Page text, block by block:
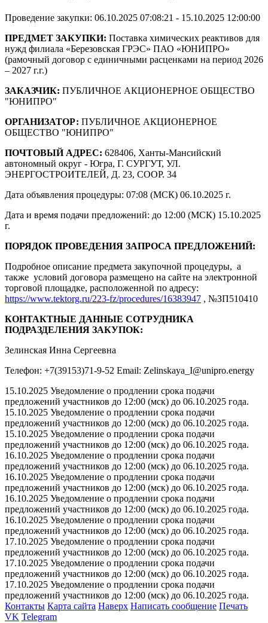
Проведение закупки: 06.10.2025 07:08:21 - 15.10.2025 12:00:00
ПРЕДМЕТ ЗАКУПКИ: Поставка химических реактивов для
нужд филиала «Березовская ГРЭС» ПАО «ЮНИПРО»
(рамочный договор с единичными расценками на период 2026
– 2027 г.г.)
ЗАКАЗЧИК: ПУБЛИЧНОЕ АКЦИОНЕРНОЕ ОБЩЕСТВО
"ЮНИПРО"
ОРГАНИЗАТОР: ПУБЛИЧНОЕ АКЦИОНЕРНОЕ
ОБЩЕСТВО "ЮНИПРО"
ПОЧТОВЫЙ АДРЕС: 628406, Ханты-Мансийский
автономный округ - Югра, Г. СУРГУТ, УЛ.
ЭНЕРГОСТРОИТЕЛЕЙ, Д. 23, СООР. 34
Дата объявления процедуры: 07:08 (МСК) 06.10.2025 г.
Дата и время подачи предложений: до 12:00 (МСК) 15.10.2025
г.
ПОРЯДОК ПРОВЕДЕНИЯ ЗАПРОСА ПРЕДЛОЖЕНИЙ:
Подробное описание предмета закупочной процедуры, а
также условий договора размещено на сайте на электронной
торговой площадке, расположенной по адресу:
https://www.tektorg.ru/223-fz/procedures/16383947 , №ЗП510410
КОНТАКТНЫЕ ДАННЫЕ СОТРУДНИКА
ПОДРАЗДЕЛЕНИЯ ЗАКУПОК:
Зелинская Инна Сергеевна
Телефон: +7(39153)71-9-52 Email: Zelinskaya_I@unipro.energy
15.10.2025 Уведомление о продлении срока подачи
предложений участников до 12:00 (мск) до 06.10.2025 года.
15.10.2025 Уведомление о продлении срока подачи
предложений участников до 12:00 (мск) до 06.10.2025 года.
15.10.2025 Уведомление о продлении срока подачи
предложений участников до 12:00 (мск) до 06.10.2025 года.
16.10.2025 Уведомление о продлении срока подачи
предложений участников до 12:00 (мск) до 06.10.2025 года.
16.10.2025 Уведомление о продлении срока подачи
предложений участников до 12:00 (мск) до 06.10.2025 года.
16.10.2025 Уведомление о продлении срока подачи
предложений участников до 12:00 (мск) до 06.10.2025 года.
16.10.2025 Уведомление о продлении срока подачи
предложений участников до 12:00 (мск) до 06.10.2025 года.
17.10.2025 Уведомление о продлении срока подачи
предложений участников до 12:00 (мск) до 06.10.2025 года.
17.10.2025 Уведомление о продлении срока подачи
предложений участников до 12:00 (мск) до 06.10.2025 года.
17.10.2025 Уведомление о продлении срока подачи
предложений участников до 12:00 (мск) до 06.10.2025 года.
Контакты Карта сайта Наверх Написать сообщение Печать
VK Telegram